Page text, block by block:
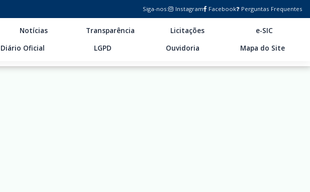
Siga-nos: Instagram Facebook❓ Perguntas Frequentes
Notícias Transparência Licitações
e-SIC
Diário Oficial LGPD Ouvidoria Mapa do Site